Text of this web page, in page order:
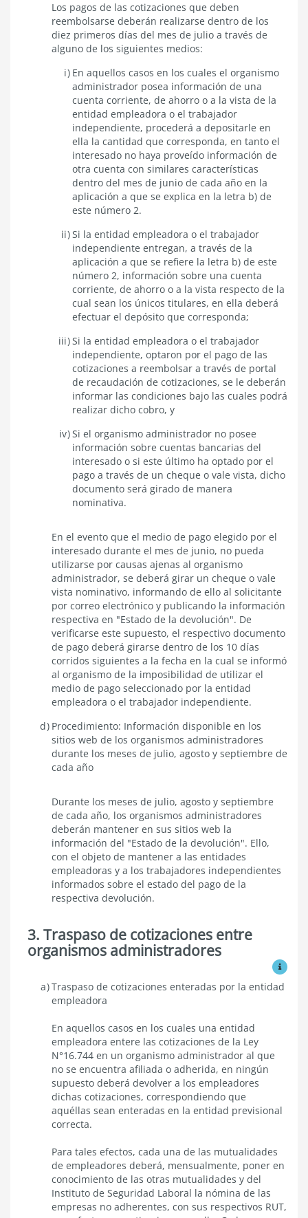
Los pagos de las cotizaciones que deben
reembolsarse deberán realizarse dentro de los
diez primeros días del mes de julio a través de
alguno de los siguientes medios:
En aquellos casos en los cuales el organismo
administrador posea información de una
cuenta corriente, de ahorro o a la vista de la
entidad empleadora o el trabajador
independiente, procederá a depositarle en
ella la cantidad que corresponda, en tanto el
interesado no haya proveído información de
otra cuenta con similares características
dentro del mes de junio de cada año en la
aplicación a que se explica en la letra b) de
este número 2.
Si la entidad empleadora o el trabajador
independiente entregan, a través de la
aplicación a que se refiere la letra b) de este
número 2, información sobre una cuenta
corriente, de ahorro o a la vista respecto de la
cual sean los únicos titulares, en ella deberá
efectuar el depósito que corresponda;
Si la entidad empleadora o el trabajador
independiente, optaron por el pago de las
cotizaciones a reembolsar a través de portal
de recaudación de cotizaciones, se le deberán
informar las condiciones bajo las cuales podrá
realizar dicho cobro, y
Si el organismo administrador no posee
información sobre cuentas bancarias del
interesado o si este último ha optado por el
pago a través de un cheque o vale vista, dicho
documento será girado de manera
nominativa.
En el evento que el medio de pago elegido por el
interesado durante el mes de junio, no pueda
utilizarse por causas ajenas al organismo
administrador, se deberá girar un cheque o vale
vista nominativo, informando de ello al solicitante
por correo electrónico y publicando la información
respectiva en "Estado de la devolución". De
verificarse este supuesto, el respectivo documento
de pago deberá girarse dentro de los 10 días
corridos siguientes a la fecha en la cual se informó
al organismo de la imposibilidad de utilizar el
medio de pago seleccionado por la entidad
empleadora o el trabajador independiente.
Procedimiento: Información disponible en los
sitios web de los organismos administradores
durante los meses de julio, agosto y septiembre de
cada año
Durante los meses de julio, agosto y septiembre
de cada año, los organismos administradores
deberán mantener en sus sitios web la
información del "Estado de la devolución". Ello,
con el objeto de mantener a las entidades
empleadoras y a los trabajadores independientes
informados sobre el estado del pago de la
respectiva devolución.
3. Traspaso de cotizaciones entre
organismos administradores
Ver
Traspaso
cotizaciones
organismos
administradores
Traspaso de cotizaciones enteradas por la entidad
empleadora
En aquellos casos en los cuales una entidad
empleadora entere las cotizaciones de la Ley
N°16.744 en un organismo administrador al que
no se encuentra afiliada o adherida, en ningún
supuesto deberá devolver a los empleadores
dichas cotizaciones, correspondiendo que
aquéllas sean enteradas en la entidad previsional
correcta.
Para tales efectos, cada una de las mutualidades
de empleadores deberá, mensualmente, poner en
conocimiento de las otras mutualidades y del
Instituto de Seguridad Laboral la nómina de las
empresas no adherentes, con sus respectivos RUT,